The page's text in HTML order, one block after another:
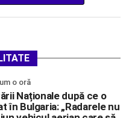
o oră
Naționale după ce o
în Bulgaria: „Radarele nu